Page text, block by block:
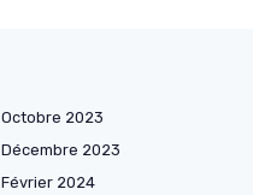
Octobre 2023
Décembre 2023
Février 2024